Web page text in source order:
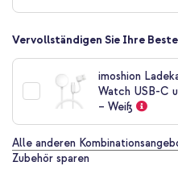
Vervollständigen Sie Ihre
imoshion
Watch USB-C
– Weiß
Alle anderen
Zubehör sparen